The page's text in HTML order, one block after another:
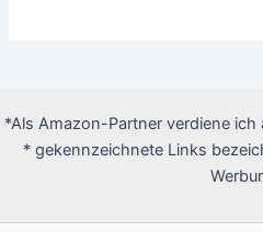
*Als Amazon-Partner verdiene
* gekennzeichnete Links